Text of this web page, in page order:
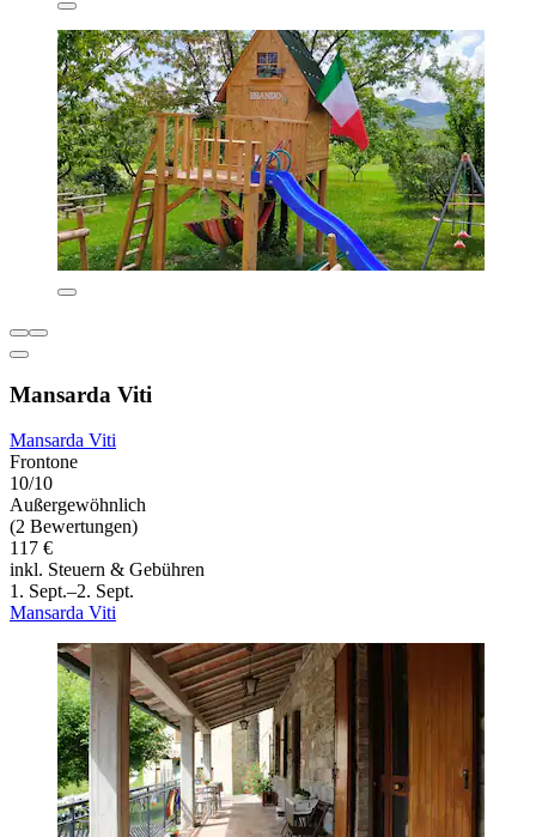
Mansarda Viti
Mansarda Viti
Frontone
10/10
Außergewöhnlich
(2 Bewertungen)
117 €
inkl. Steuern & Gebühren
1. Sept.–2. Sept.
Mansarda Viti